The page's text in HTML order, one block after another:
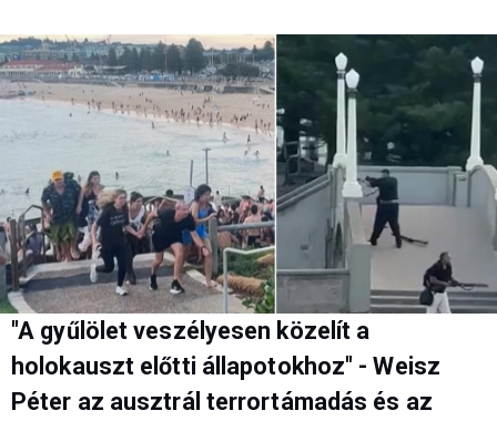
"A gyűlölet veszélyesen közelít a
holokauszt előtti állapotokhoz" - Weisz
Péter az ausztrál terrortámadás és az